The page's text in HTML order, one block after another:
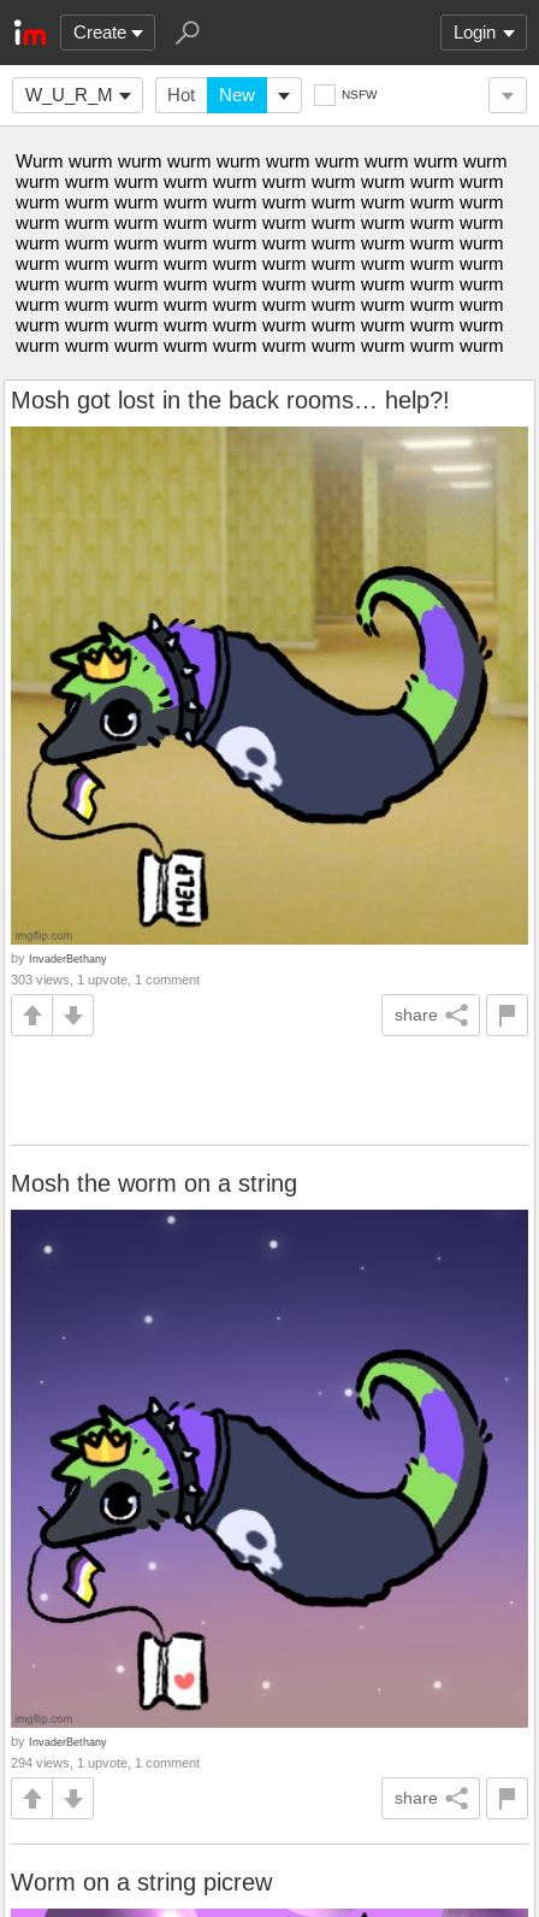
Create Login
W_U_R_M Hot New NSFW
Wurm wurm wurm wurm wurm wurm wurm wurm wurm wurm
wurm wurm wurm wurm wurm wurm wurm wurm wurm wurm
wurm wurm wurm wurm wurm wurm wurm wurm wurm wurm
wurm wurm wurm wurm wurm wurm wurm wurm wurm wurm
wurm wurm wurm wurm wurm wurm wurm wurm wurm wurm
wurm wurm wurm wurm wurm wurm wurm wurm wurm wurm
wurm wurm wurm wurm wurm wurm wurm wurm wurm wurm
wurm wurm wurm wurm wurm wurm wurm wurm wurm wurm
wurm wurm wurm wurm wurm wurm wurm wurm wurm wurm
wurm wurm wurm wurm wurm wurm wurm wurm wurm wurm
Mosh got lost in the back rooms… help?!
by InvaderBethany
303 views, 1 upvote, 1 comment
share
Mosh the worm on a string
by InvaderBethany
294 views, 1 upvote, 1 comment
share
Worm on a string picrew